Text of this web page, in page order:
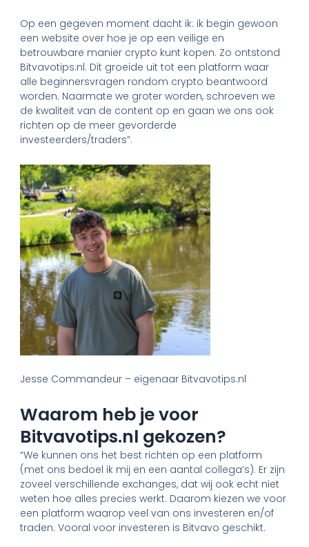
Op een gegeven moment dacht ik: ik begin gewoon
een website over hoe je op een veilige en
betrouwbare manier crypto kunt kopen. Zo ontstond
Bitvavotips.nl. Dit groeide uit tot een platform waar
alle beginnersvragen rondom crypto beantwoord
worden. Naarmate we groter worden, schroeven we
de kwaliteit van de content op en gaan we ons ook
richten op de meer gevorderde
investeerders/traders”.
Jesse Commandeur – eigenaar Bitvavotips.nl
Waarom heb je voor
Bitvavotips.nl gekozen?
“We kunnen ons het best richten op een platform
(met ons bedoel ik mij en een aantal collega’s). Er zijn
zoveel verschillende exchanges, dat wij ook echt niet
weten hoe alles precies werkt. Daarom kiezen we voor
een platform waarop veel van ons investeren en/of
traden. Vooral voor investeren is Bitvavo geschikt.